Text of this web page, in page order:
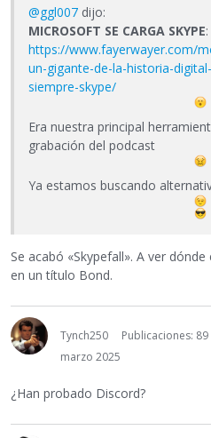
@ggl007 dijo:
MICROSOFT SE CARGA SKYPE:
https://www.fayerwayer.com/
un-gigante-de-la-historia-
siempre-skype/
Era nuestra principal
grabación del podcast
Ya estamos buscando
Se acabó «Skypefall». A ver
en un título Bond.
Tynch250
Publicaciones: 89
marzo 2025
¿Han probado Discord?